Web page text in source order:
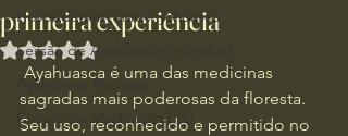
Hospedagem com Ayahuasca
Sessão de Ayahuasca Individual
Ayahuasca Retreats
Circulo de Meditação 🧘🏻‍♂️
primeira experiência
Avaliado com NaN de 5 estrelas.
sagradas mais poderosas da floresta.
Seu uso, reconhecido e permitido no